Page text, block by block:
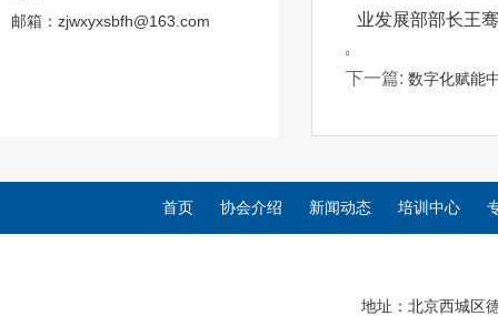
邮箱：zjwxyxsbfh@163.com
业发展部部长王
0
下一篇: 数字化赋能
首页 协会介绍 新闻动态 培训中心
地址：北京西城区